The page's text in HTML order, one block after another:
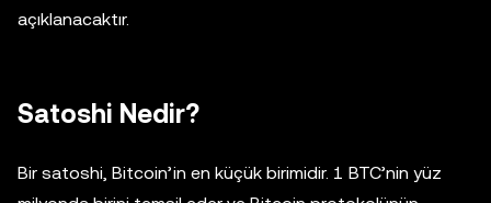
açıklanacaktır.
Satoshi Nedir?
Bir satoshi, Bitcoin’in en küçük birimidir. 1 BTC’nin yüz